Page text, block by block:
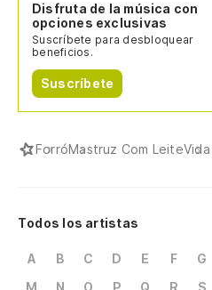
Disfruta de la música con
opciones exclusivas
Suscríbete para desbloquear
beneficios.
Suscríbete
ForróMastruz Com Leite
Todos los artistas
A B C D E F G